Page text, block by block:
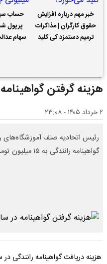
خبر مهم درباره افزایش
حقوق کارگران | مذاکرات
ترمیم دستمزد کی کلید
حساب
پرپول
سهام
هزینه گرفتن گواهینامه در سال
۲ خرداد ۱۴۰۵ - ۲۳:۰۸
رئیس اتحادیه صنف آموزشگاه‌های
گواهینامه رانندگی به ۱۵ میلیون تومان، خبر داد.
هزینه دریافت گواهینامه رانندگی در سال ۱۴۰۵